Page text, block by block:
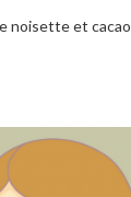
noisette et cacao